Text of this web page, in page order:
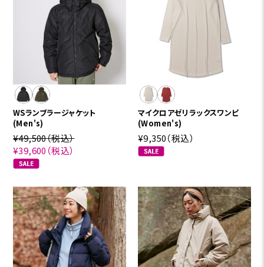
WSランブラージャケット
(Men's)
¥49,500（税込）
¥39,600 （税込）
マイクロアゼリラックスワンピ
(Women's)
¥9,350（税込）